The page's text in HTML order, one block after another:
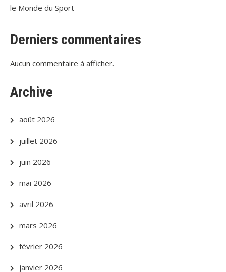
le Monde du Sport
Derniers commentaires
Aucun commentaire à afficher.
Archive
août 2026
juillet 2026
juin 2026
mai 2026
avril 2026
mars 2026
février 2026
janvier 2026